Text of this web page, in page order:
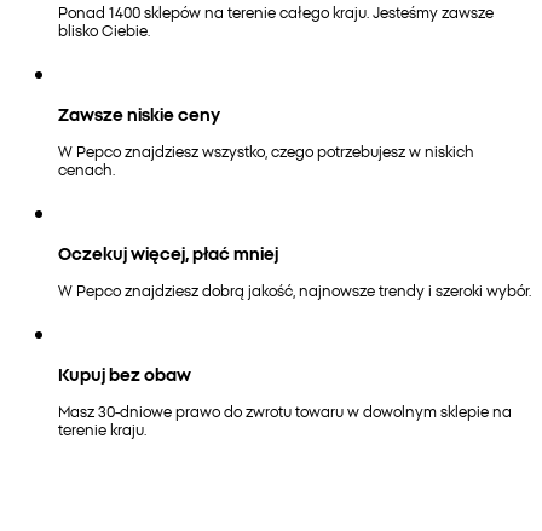
Ponad 1400 sklepów na terenie całego kraju. Jesteśmy zawsze
blisko Ciebie.
Zawsze niskie ceny
W Pepco znajdziesz wszystko, czego potrzebujesz w niskich
cenach.
Oczekuj więcej, płać mniej
W Pepco znajdziesz dobrą jakość, najnowsze trendy i szeroki wybór.
Kupuj bez obaw
Masz 30-dniowe prawo do zwrotu towaru w dowolnym sklepie na
terenie kraju.